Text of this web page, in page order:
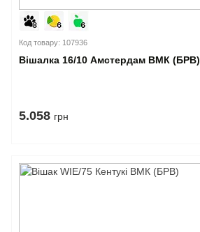
Код товару: 107936
Вішалка 16/10 Амстердам ВМК (БРВ)
5.058 грн